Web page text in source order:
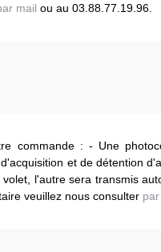
mail ou au 03.88.77.19.96.
commande : - Une
et de détention
l'autre sera transmis
veuillez nous consulter